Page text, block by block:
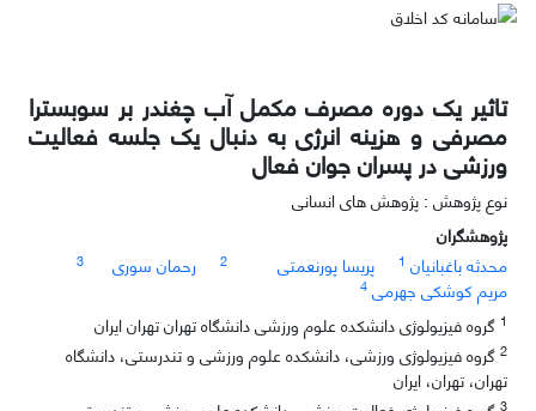
تاثیر یک دوره مصرف مکمل آب چغندر بر سوبسترا
مصرفی و هزینه انرژی به دنبال یک جلسه فعالیت
ورزشی در پسران جوان فعال
نوع پژوهش : پژوهش های انسانی
پژوهشگران
محدثه باغبانیان 1 پریسا پورنعمتی 2 رحمان سوری 3
مریم کوشکی جهرمی 4
1 گروه فیزیولوژی دانشکده علوم ورزشی دانشگاه تهران تهران ایران
2 گروه فیزیولوژی ورزشی، دانشکده علوم ورزشی و تندرستی، دانشگاه
تهران، تهران، ایران
3